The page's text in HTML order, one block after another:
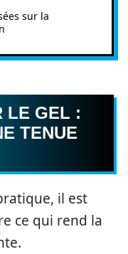
sur la
LE GEL :
TENUE
il est
ce qui rend la